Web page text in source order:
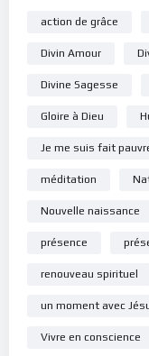
action de grâce
Divin Amour
Divine Sagesse
Gloire à Dieu
Je me suis fait
méditation
Nouvelle naissance
présence
renouveau spirituel
un moment avec
Vivre en conscience